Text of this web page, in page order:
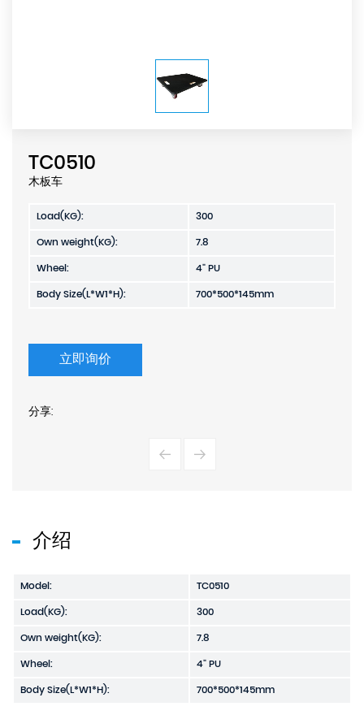
TC0510
木板车
Load(KG):
300
Own weight(KG):
7.8
Wheel:
4" PU
Body Size(L*W1*H):
700*500*145mm
立即询价
分享:
介绍
Model:
TC0510
Load(KG):
300
Own weight(KG):
7.8
Wheel:
4" PU
Body Size(L*W1*H):
700*500*145mm